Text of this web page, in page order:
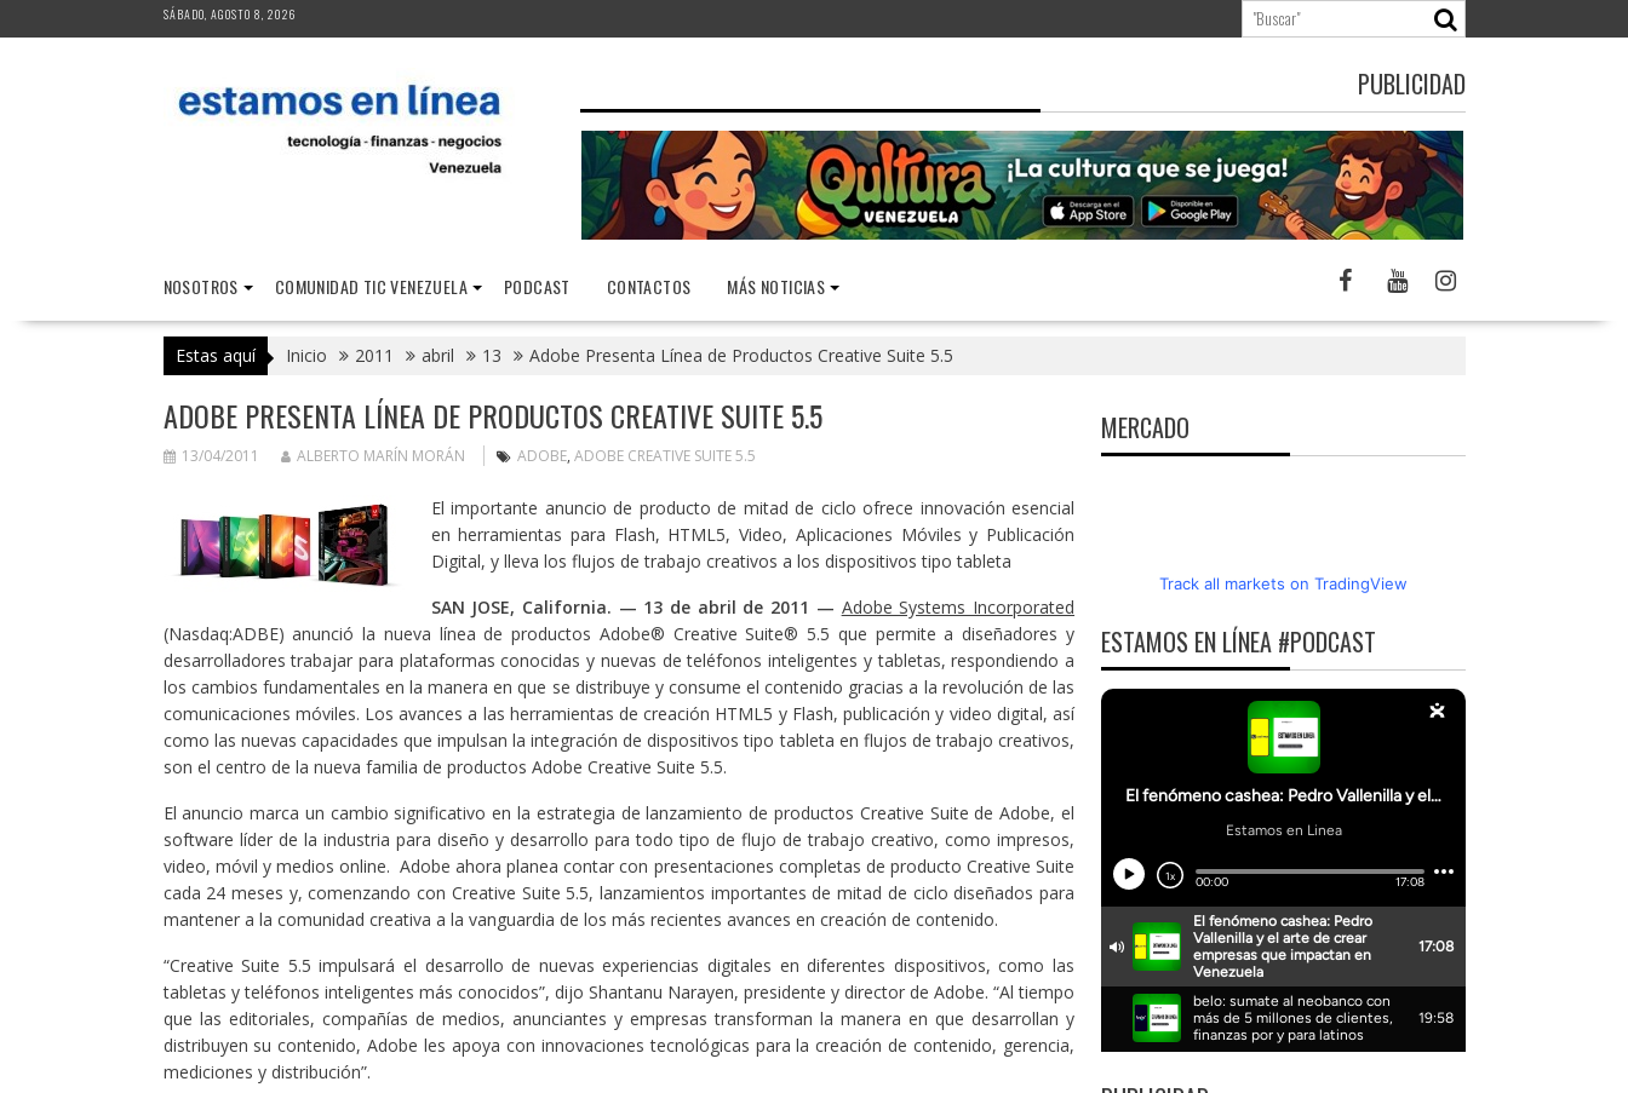
al
SÁBADO, AGOSTO 8, 2026
PUBLICIDAD
NOSOTROS COMUNIDAD TIC VENEZUELA PODCAST CONTACTOS MÁS NOTICIAS
Estas aquí Inicio 2011 abril 13 Adobe Presenta Línea de Productos Creative Suite 5.5
ADOBE PRESENTA LÍNEA DE PRODUCTOS CREATIVE SUITE 5.5
13/04/2011 ALBERTO MARÍN MORÁN ADOBE, ADOBE CREATIVE SUITE 5.5
El importante anuncio de producto de mitad de ciclo ofrece innovación esencial
en herramientas para Flash, HTML5, Video, Aplicaciones Móviles y Publicación
Digital, y lleva los flujos de trabajo creativos a los dispositivos tipo tableta
SAN JOSE, California. — 13 de abril de 2011 — Adobe Systems Incorporated
(Nasdaq:ADBE) anunció la nueva línea de productos Adobe® Creative Suite® 5.5 que permite a diseñadores y
desarrolladores trabajar para plataformas conocidas y nuevas de teléfonos inteligentes y tabletas, respondiendo a
los cambios fundamentales en la manera en que se distribuye y consume el contenido gracias a la revolución de las
comunicaciones móviles. Los avances a las herramientas de creación HTML5 y Flash, publicación y video digital, así
como las nuevas capacidades que impulsan la integración de dispositivos tipo tableta en flujos de trabajo creativos,
son el centro de la nueva familia de productos Adobe Creative Suite 5.5.
El anuncio marca un cambio significativo en la estrategia de lanzamiento de productos Creative Suite de Adobe, el
software líder de la industria para diseño y desarrollo para todo tipo de flujo de trabajo creativo, como impresos,
video, móvil y medios online. Adobe ahora planea contar con presentaciones completas de producto Creative Suite
cada 24 meses y, comenzando con Creative Suite 5.5, lanzamientos importantes de mitad de ciclo diseñados para
mantener a la comunidad creativa a la vanguardia de los más recientes avances en creación de contenido.
“Creative Suite 5.5 impulsará el desarrollo de nuevas experiencias digitales en diferentes dispositivos, como las
tabletas y teléfonos inteligentes más conocidos”, dijo Shantanu Narayen, presidente y director de Adobe. “Al tiempo
que las editoriales, compañías de medios, anunciantes y empresas transforman la manera en que desarrollan y
distribuyen su contenido, Adobe les apoya con innovaciones tecnológicas para la creación de contenido, gerencia,
mediciones y distribución”.
MERCADO
Track all markets on TradingView
ESTAMOS EN LÍNEA #PODCAST